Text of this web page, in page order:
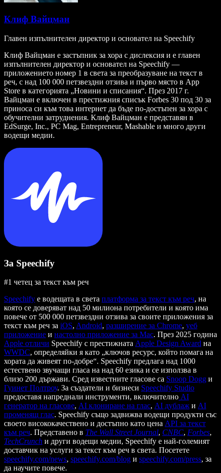
Клиф Вайцман
Главен изпълнителен директор и основател на Speechify
Клиф Вайцман е застъпник за хора с дислексия и е главен
изпълнителен директор и основател на Speechify —
приложението номер 1 в света за преобразуване на текст в
реч, с над 100 000 петзвездни отзива и първо място в App
Store в категорията „Новини и списания“. През 2017 г.
Вайцман е включен в престижния списък Forbes 30 под 30 за
приноса си към това интернет да бъде по-достъпен за хора с
обучителни затруднения. Клиф Вайцман е представян в
EdSurge, Inc., PC Mag, Entrepreneur, Mashable и много други
водещи медии.
За Speechify
#1 четец за текст към реч
Speechify е водещата в света платформа за текст към реч, на
която се доверяват над 50 милиона потребители и която има
повече от 500 000 петзвездни отзива за своите приложения за
текст към реч за iOS, Android, разширение за Chrome, уеб
приложение и настолно приложение за Mac. През 2025 година
Apple отличи Speechify с престижната Apple Design Award на
WWDC, определяйки я като „ключов ресурс, който помага на
хората да живеят по-добре“. Speechify предлага над 1000
естествено звучащи гласа на над 60 езика и се използва в
близо 200 държави. Сред известните гласове са Snoop Dogg и
Гуинет Полтроу. За създатели и бизнеси Speechify Studio
предоставя напреднали инструменти, включително AI
генератор на гласове, AI клониране на глас, AI дублаж и AI
променящ глас. Speechify също задвижва водещи продукти със
своето висококачествено и достъпно като цена API за текст
към реч. Представено в The Wall Street Journal, CNBC, Forbes,
TechCrunch и други водещи медии, Speechify е най-големият
доставчик на услуги за текст към реч в света. Посетете
speechify.com/news, speechify.com/blog и speechify.com/press, за
да научите повече.